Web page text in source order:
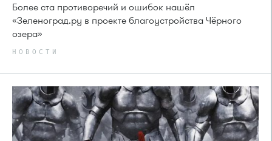
Более ста противоречий и ошибок нашёл
«Зеленоград.ру в проекте благоустройства Чёрного
озера»
НОВОСТИ